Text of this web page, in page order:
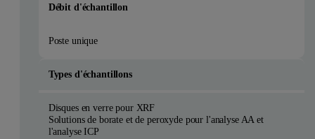
Débit d'échantillon
Poste unique
Types d'échantillons
Disques en verre pour XRF
Solutions de borate et de peroxyde pour l'analyse AA et
l'analyse ICP